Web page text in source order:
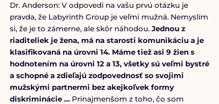
Dr. Anderson: V odpovedi na vašu prvú otázku je
pravda, že Labyrinth Group je veľmi mužná. Nemyslím
si, že je to zámerne, ale skôr náhodou. Jednou z
riaditeliek je žena, má na starosti komunikáciu a je
klasifikovaná na úrovni 14. Máme tiež asi 9 žien s
hodnotením na úrovni 12 a 13, všetky sú veľmi bystré
a schopné a zdieľajú zodpovednosť so svojimi
mužskými partnermi bez akejkoľvek formy
diskriminácie …Prinajmenšom z toho, čo som